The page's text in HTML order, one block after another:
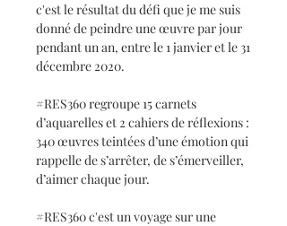
c'est le résultat du défi que je me suis
donné de peindre une œuvre par jour
pendant un an, entre le 1 janvier et le 31
décembre 2020.
#RES360 regroupe 15 carnets
d’aquarelles et 2 cahiers de réflexions :
340 œuvres teintées d’une émotion qui
rappelle de s’arrêter, de s’émerveiller,
d’aimer chaque jour.
#RES360 c'est un voyage sur une